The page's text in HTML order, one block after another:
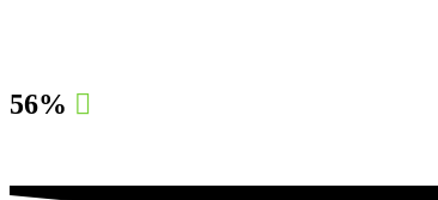
56%